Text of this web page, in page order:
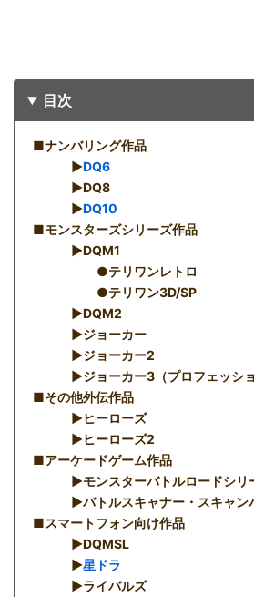
目次
■ナンバリング作品
▶︎DQ6
▶︎DQ8
▶︎DQ10
■モンスターズシリーズ作品
▶︎DQM1
●テリワンレトロ
●テリワン3D/SP
▶︎DQM2
▶︎ジョーカー
▶︎ジョーカー2
▶︎ジョーカー3（プロフェッショ
■その他外伝作品
▶︎ヒーローズ
▶︎ヒーローズ2
■アーケードゲーム作品
▶︎モンスターバトルロードシリ
▶︎バトルスキャナー・スキャン
■スマートフォン向け作品
▶︎DQMSL
▶︎星ドラ
▶︎ライバルズ